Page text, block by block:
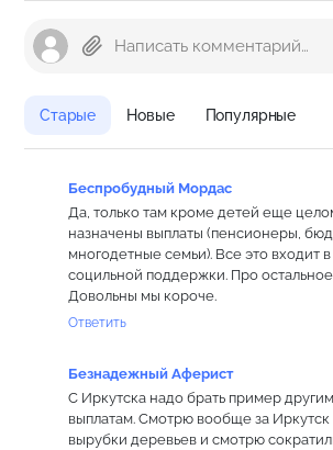
Старые Новые Популярные
Беспробудный Мордас
Да, только там кроме детей еще
назначены выплаты (пенсионеры,
многодетные семьи). Все это входит
социльной поддержки. Про
Довольны мы короче.
Ответить
Безнадежный Аферист
С Иркутска надо брать пример
выплатам. Смотрю вообще за Иркутск
вырубки деревьев и смотрю